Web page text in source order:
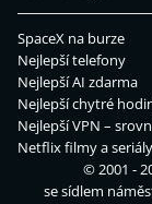
SpaceX na burze
Nejlepší telefony
Nejlepší AI zdarma
Nejlepší chytré
Nejlepší VPN –
Netflix filmy a seriály
© 2001 -
se sídlem